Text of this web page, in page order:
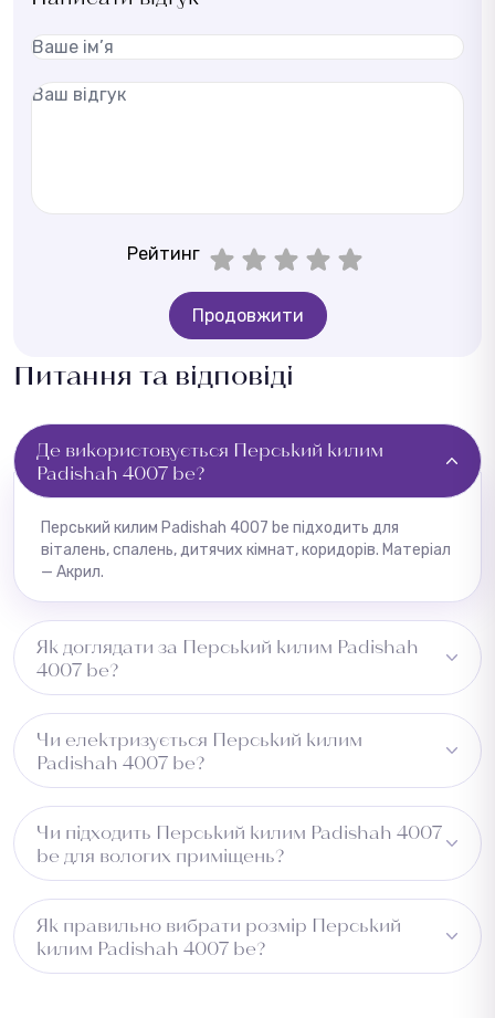
Рейтинг
Продовжити
Питання та відповіді
Де використовується Перський килим
Padishah 4007 be?
Перський килим Padishah 4007 be підходить для
віталень, спалень, дитячих кімнат, коридорів. Матеріал
— Акрил.
Як доглядати за Перський килим Padishah
4007 be?
вологою ганчіркою.
Чи електризується Перський килим
Padishah 4007 be?
вологості.
Чи підходить Перський килим Padishah 4007
be для вологих приміщень?
Як правильно вибрати розмір Перський
килим Padishah 4007 be?